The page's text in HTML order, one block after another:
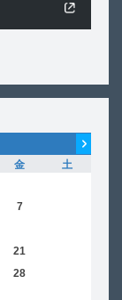
金
土
7
21
28